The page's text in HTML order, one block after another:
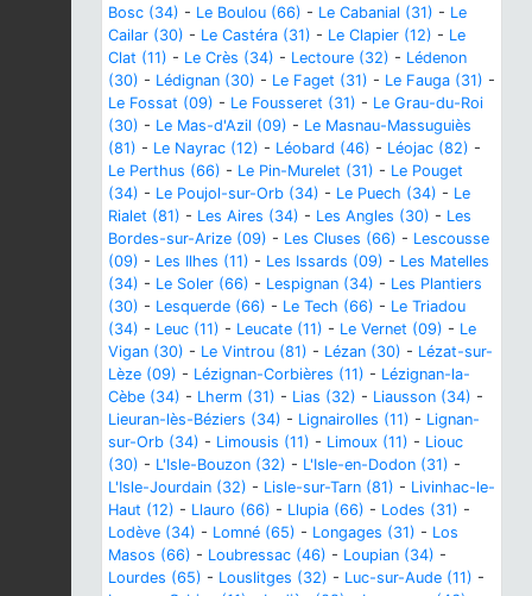
Bosc (34) - Le Boulou (66) - Le Cabanial (31) - Le
Cailar (30) - Le Castéra (31) - Le Clapier (12) - Le
Clat (11) - Le Crès (34) - Lectoure (32) - Lédenon
(30) - Lédignan (30) - Le Faget (31) - Le Fauga (31) -
Le Fossat (09) - Le Fousseret (31) - Le Grau-du-Roi
(30) - Le Mas-d'Azil (09) - Le Masnau-Massuguiès
(81) - Le Nayrac (12) - Léobard (46) - Léojac (82) -
Le Perthus (66) - Le Pin-Murelet (31) - Le Pouget
(34) - Le Poujol-sur-Orb (34) - Le Puech (34) - Le
Rialet (81) - Les Aires (34) - Les Angles (30) - Les
Bordes-sur-Arize (09) - Les Cluses (66) - Lescousse
(09) - Les Ilhes (11) - Les Issards (09) - Les Matelles
(34) - Le Soler (66) - Lespignan (34) - Les Plantiers
(30) - Lesquerde (66) - Le Tech (66) - Le Triadou
(34) - Leuc (11) - Leucate (11) - Le Vernet (09) - Le
Vigan (30) - Le Vintrou (81) - Lézan (30) - Lézat-sur-
Lèze (09) - Lézignan-Corbières (11) - Lézignan-la-
Cèbe (34) - Lherm (31) - Lias (32) - Liausson (34) -
Lieuran-lès-Béziers (34) - Lignairolles (11) - Lignan-
sur-Orb (34) - Limousis (11) - Limoux (11) - Liouc
(30) - L'Isle-Bouzon (32) - L'Isle-en-Dodon (31) -
L'Isle-Jourdain (32) - Lisle-sur-Tarn (81) - Livinhac-le-
Haut (12) - Llauro (66) - Llupia (66) - Lodes (31) -
Lodève (34) - Lomné (65) - Longages (31) - Los
Masos (66) - Loubressac (46) - Loupian (34) -
Lourdes (65) - Louslitges (32) - Luc-sur-Aude (11) -